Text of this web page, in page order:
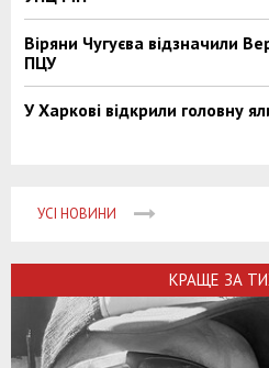
Віряни Чугуєва відзначили
ПЦУ
У Харкові відкрили головну
УСІ НОВИНИ
КРАЩЕ ЗА